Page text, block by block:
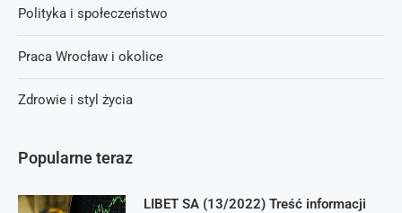
Popularne teraz
LIBET SA (13/2022) Treść informacji
Polityka i społeczeństwo
Praca Wrocław i okolice
Zdrowie i styl życia